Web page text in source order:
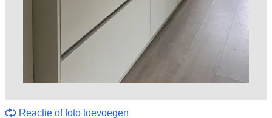
Reactie of foto toevoegen